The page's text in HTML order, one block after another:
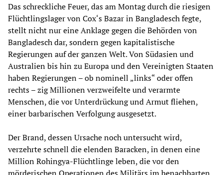
Das schreckliche Feuer, das am Montag durch die riesigen
Flüchtlingslager von Cox‘s Bazar in Bangladesch fegte,
stellt nicht nur eine Anklage gegen die Behörden von
Bangladesch dar, sondern gegen kapitalistische
Regierungen auf der ganzen Welt. Von Südasien und
Australien bis hin zu Europa und den Vereinigten Staaten
haben Regierungen – ob nominell „links“ oder offen
rechts – zig Millionen verzweifelte und verarmte
Menschen, die vor Unterdrückung und Armut fliehen,
einer barbarischen Verfolgung ausgesetzt.
Der Brand, dessen Ursache noch untersucht wird,
verzehrte schnell die elenden Baracken, in denen eine
Million Rohingya-Flüchtlinge leben, die vor den
mörderischen Operationen des Militärs im benachbarten